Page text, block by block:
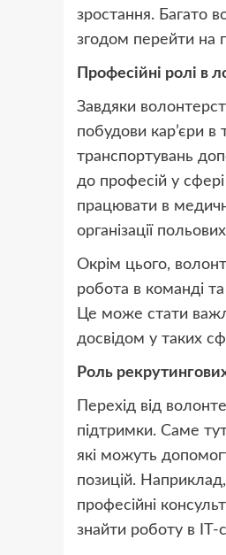
зростання. Багато
згодом перейти на
Професійні ролі в
Завдяки
побудови кар’єри в
транспортувань
до професій у
працювати в
організації
Окрім цього,
робота в команді
Це може стати
досвідом у таких
Роль
Перехід від
підтримки. Саме
які можуть
позицій.
професійні
знайти роботу в ІТ-